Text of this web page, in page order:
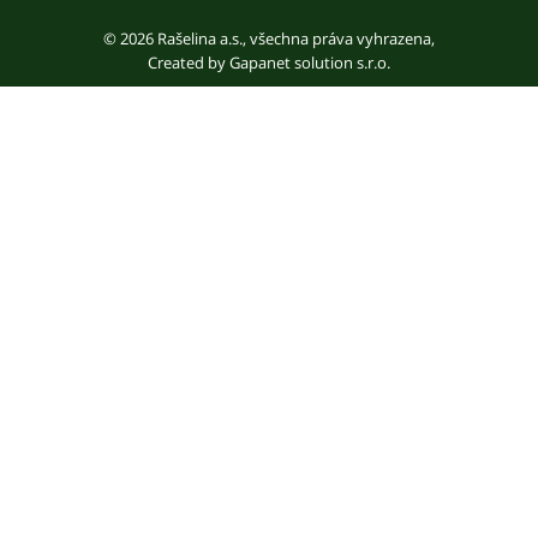
© 2026 Rašelina a.s., všechna práva vyhrazena,
Created byGapanet solution s.r.o.